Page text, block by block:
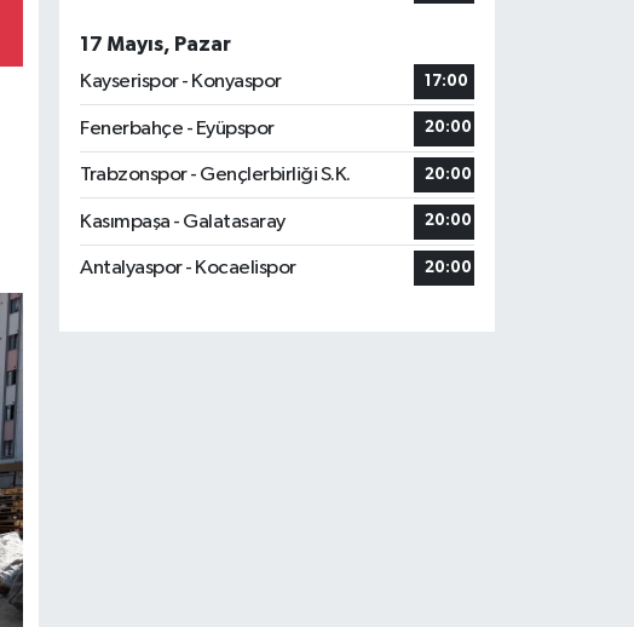
17 Mayıs, Pazar
Kayserispor - Konyaspor
17:00
Fenerbahçe - Eyüpspor 20:00
Trabzonspor - Gençlerbirliği S.K. 20:00
Kasımpaşa - Galatasaray 20:00
Antalyaspor - Kocaelispor 20:00